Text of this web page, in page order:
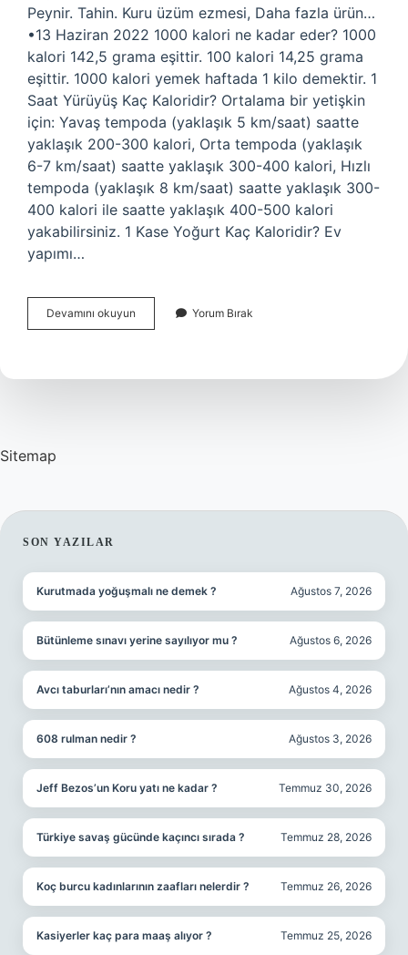
Peynir. Tahin. Kuru üzüm ezmesi, Daha fazla ürün…
•13 Haziran 2022 1000 kalori ne kadar eder? 1000
kalori 142,5 grama eşittir. 100 kalori 14,25 grama
eşittir. 1000 kalori yemek haftada 1 kilo demektir. 1
Saat Yürüyüş Kaç Kaloridir? Ortalama bir yetişkin
için: Yavaş tempoda (yaklaşık 5 km/saat) saatte
yaklaşık 200-300 kalori, Orta tempoda (yaklaşık
6-7 km/saat) saatte yaklaşık 300-400 kalori, Hızlı
tempoda (yaklaşık 8 km/saat) saatte yaklaşık 300-
400 kalori ile saatte yaklaşık 400-500 kalori
yakabilirsiniz. 1 Kase Yoğurt Kaç Kaloridir? Ev
yapımı…
Devamını okuyun
Kalori
Yorum Bırak
Sitemap
SIDEBAR
SON YAZILAR
Kurutmada yoğuşmalı ne demek ? Ağustos 7, 2026
Bütünleme sınavı yerine sayılıyor mu ? Ağustos 6, 2026
Avcı taburları’nın amacı nedir ? Ağustos 4, 2026
608 rulman nedir ? Ağustos 3, 2026
Jeff Bezos’un Koru yatı ne kadar ? Temmuz 30, 2026
Türkiye savaş gücünde kaçıncı sırada ? Temmuz 28, 2026
Koç burcu kadınlarının zaafları nelerdir ? Temmuz 26, 2026
Kasiyerler kaç para maaş alıyor ? Temmuz 25, 2026